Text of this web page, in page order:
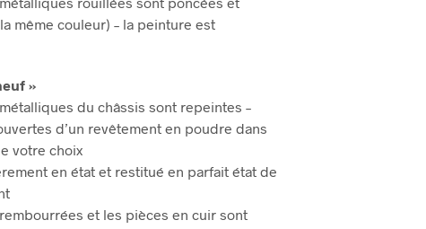
même couleur) – la peinture est
»
du châssis sont repeintes –
d’un revêtement en poudre dans
votre choix
en état et restitué en parfait état de
et les pièces en cuir sont